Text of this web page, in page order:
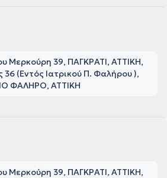
Μερκούρη 39, ΠΑΓΚΡΑΤΙ, ΑΤΤΙΚΗ
36 (Εντός Ιατρικού Π. Φαλήρου ),
ΦΑΛΗΡΟ, ΑΤΤΙΚΗ
Μερκούρη 39, ΠΑΓΚΡΑΤΙ, ΑΤΤΙΚΗ